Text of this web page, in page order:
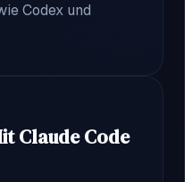
Codex und
Claude Code